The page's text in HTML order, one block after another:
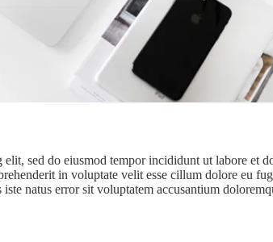
sed do eiusmod tempor incididunt ut labore
in voluptate velit esse cillum dolore eu
natus error sit voluptatem accusantium